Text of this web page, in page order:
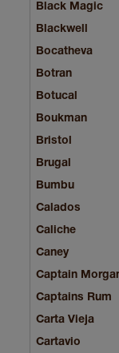
Black Magic
Blackwell
Bocatheva
Botran
Botucal
Boukman
Bristol
Brugal
Bumbu
Calados
Caliche
Caney
Captain
Captains Rum
Carta Vieja
Cartavio